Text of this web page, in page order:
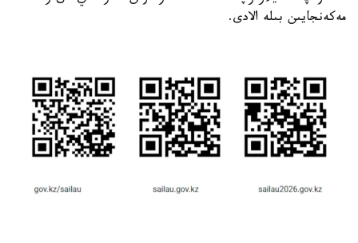
مەكەنجايىن بىلە الادى.